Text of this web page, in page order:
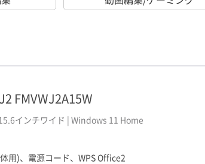
FMVWJ2A15W
インチワイド | Windows 11 Home
用)、電源コード、WPS Office2